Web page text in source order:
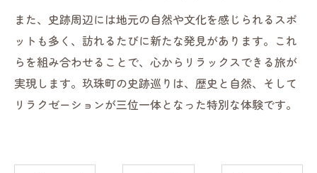
また、史跡周辺には地元の自然や文化を感じられるスポ
ットも多く、訪れるたびに新たな発見があります。これ
らを組み合わせることで、心からリラックスできる旅が
実現します。玖珠町の史跡巡りは、歴史と自然、そして
リラクゼーションが三位一体となった特別な体験です。